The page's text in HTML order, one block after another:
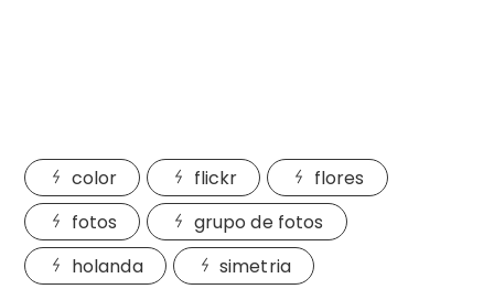
color flickr
flores
fotos
grupo de fotos
holanda
simetria